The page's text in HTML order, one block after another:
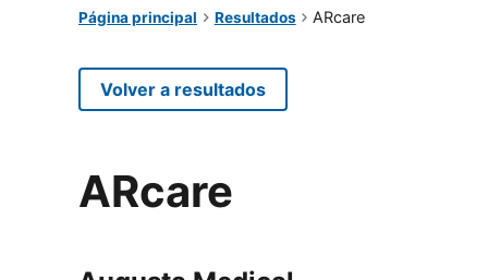
Página principal Resultados ARcare
Volver a resultados
ARcare